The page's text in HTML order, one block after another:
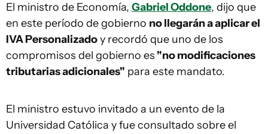
El ministro de Economía, Gabriel Oddone, dijo que
en este período de gobierno no llegarán a aplicar el
IVA Personalizadoy recordó que uno de los
compromisos del gobierno es "no modificaciones
tributarias adicionales" para este mandato.
El ministro estuvo invitado a un evento de la
Universidad Católica y fue consultado sobre el